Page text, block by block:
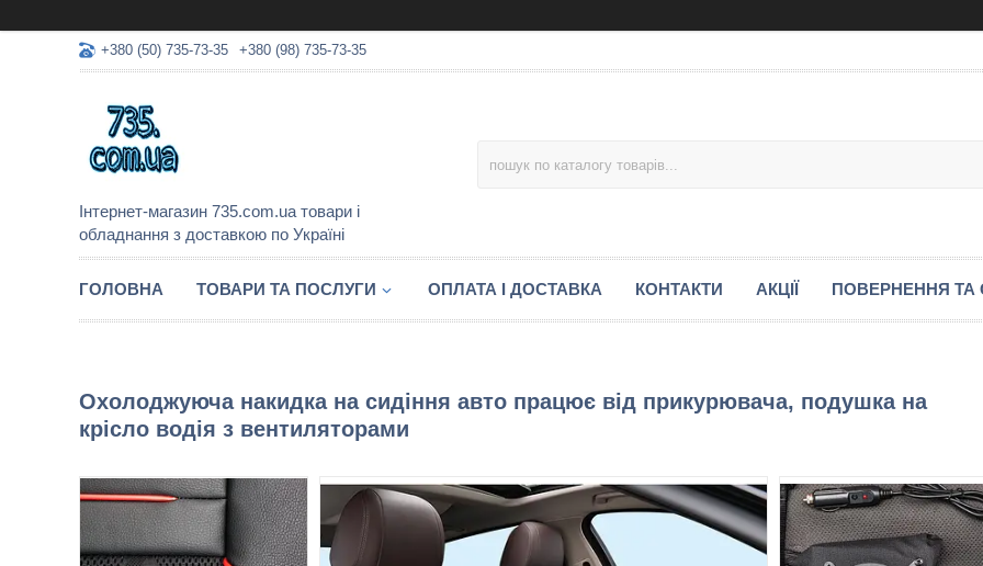
+380 (50) 735-73-35 +380 (98) 735-73-35
Інтернет-магазин 735.com.ua товари і
обладнання з доставкою по Україні
ГОЛОВНА ТОВАРИ ТА ПОСЛУГИ ОПЛАТА І ДОСТАВКА КОНТАКТИ АКЦІЇ ПОВЕРНЕННЯ ТА
Охолоджуюча накидка на сидіння авто працює від прикурювача, подушка на
крісло водія з вентиляторами